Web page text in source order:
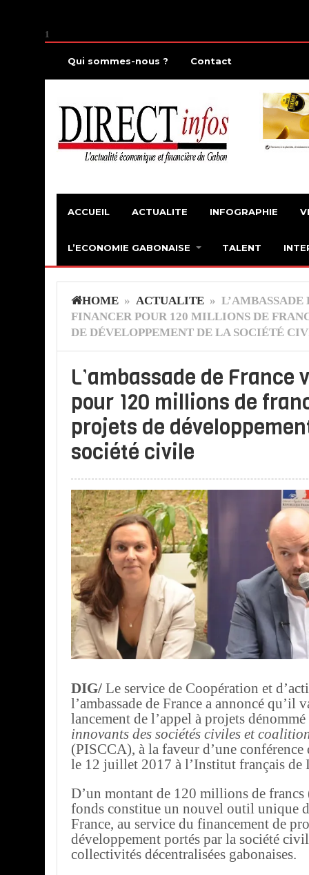
1
Qui sommes-nous ? Contact
ACCUEIL ACTUALITE INFOGRAPHIE
L’ECONOMIE GABONAISE TALENT
HOME » ACTUALITE » L’AMBASSADE
FINANCER POUR 120 MILLIONS DE
DE DÉVELOPPEMENT DE LA SOCIÉTÉ
L’ambassade de France
pour 120 millions de
projets de
société civile
DIG/ Le service de Coopération et
l’ambassade de France a annoncé qu’il
lancement de l’appel à projets dénommé
innovants des sociétés civiles et
(PISCCA), à la faveur d’une conférence
le 12 juillet 2017 à l’Institut français
D’un montant de 120 millions de francs
fonds constitue un nouvel outil unique
France, au service du financement de
développement portés par la société
collectivités décentralisées gabonaises.